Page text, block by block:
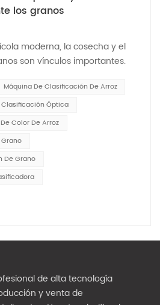
los granos
moderna, la cosecha y el
son vínculos importantes.
en uno de los equipos
un conocido fabricante de
Máquina De Clasificación De Arroz
Clasificación Óptica
Color De Arroz
De Grano
de alta tecnología
y venta de